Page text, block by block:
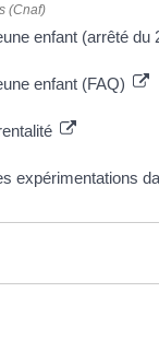
(Cnaf)
enfant (arrêté du
enfant (FAQ)
expérimentations